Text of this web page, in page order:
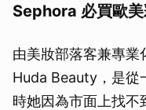
Sephora 必買歐
由美妝部落客兼專
Huda Beauty，是從
時她因為市面上找不